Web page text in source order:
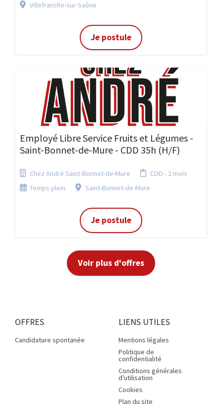
Villefranche-sur-Saône
Je postule
Employé Libre Service Fruits et Légumes -
Saint-Bonnet-de-Mure - CDD 35h (H/F)
Chez André Saint-Bonnet-de-Mure
CDD - 2 mois
Temps plein
Saint-Bonnet-de-Mure
Je postule
Voir plus d'offres
OFFRES
Candidature spontanée
LIENS UTILES
Mentions légales
Politique de
confidentialité
Conditions générales
d'utilisation
Cookies
Plan du site